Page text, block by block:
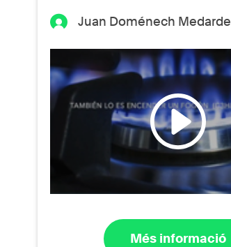
Juan Doménech Medarde
Més informació